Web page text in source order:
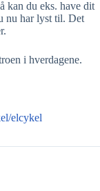
kan du eks. have dit
nu har lyst til. Det
i hverdagene.
elcykel